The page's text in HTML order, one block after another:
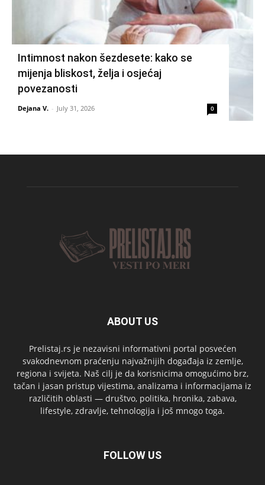
Intimnost nakon šezdesete: kako se
mijenja bliskost, želja i osjećaj
povezanosti
Dejana V. - July 31, 2026 0
ABOUT US
Prelistaj.rs je nezavisni informativni portal posvećen
svakodnevnom praćenju najvažnijih događaja iz zemlje,
regiona i svijeta. Naš cilj je da korisnicima omogućimo brz,
tačan i jasan pristup vijestima, analizama i informacijama iz
različitih oblasti — društvo, politika, hronika, zabava,
lifestyle, zdravlje, tehnologija i još mnogo toga.
FOLLOW US